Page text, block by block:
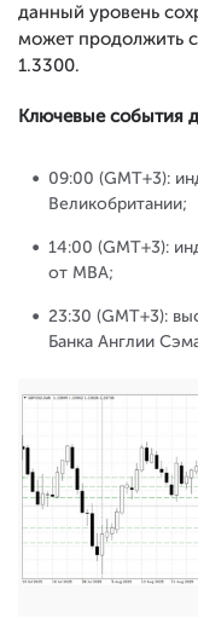
данный уровень
может продолжить
1.3300.
Ключевые события
09:00 (GMT+3):
Великобритании;
14:00 (GMT+3):
от MBA;
23:30 (GMT+3):
Банка Англии